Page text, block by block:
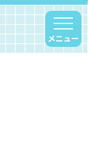
メニュー